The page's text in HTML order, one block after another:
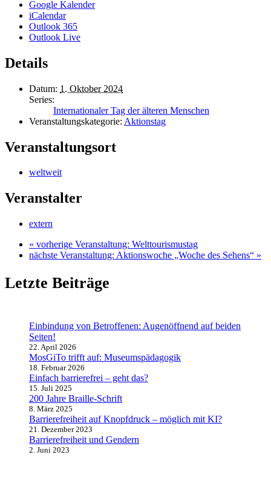
Google Kalender
iCalendar
Outlook 365
Outlook Live
Details
Datum: 1. Oktober 2024
Series:
Internationaler Tag der älteren Menschen
Veranstaltungskategorie: Aktionstag
Veranstaltungsort
weltweit
Veranstalter
extern
« vorherige Veranstaltung: Welttourismustag
nächste Veranstaltung: Aktionswoche „Woche des Sehens“ »
Letzte Beiträge
Einbindung von Betroffenen: Augenöffnend auf beiden
Seiten!
22. April 2026
MosGiTo trifft auf: Museumspädagogik
18. Februar 2026
Einfach barrierefrei – geht das?
15. Juli 2025
200 Jahre Braille-Schrift
8. März 2025
Barrierefreiheit auf Knopfdruck – möglich mit KI?
21. Dezember 2023
Barrierefreiheit und Gendern
2. Juni 2023